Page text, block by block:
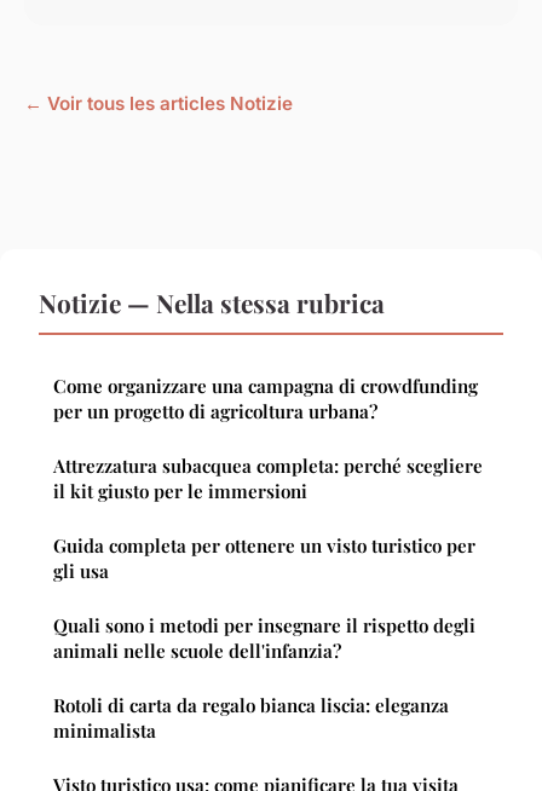
← Voir tous les articles Notizie
Notizie — Nella stessa rubrica
Come organizzare una campagna di crowdfunding
per un progetto di agricoltura urbana?
Attrezzatura subacquea completa: perché scegliere
il kit giusto per le immersioni
Guida completa per ottenere un visto turistico per
gli usa
Quali sono i metodi per insegnare il rispetto degli
animali nelle scuole dell'infanzia?
Rotoli di carta da regalo bianca liscia: eleganza
minimalista
Visto turistico usa: come pianificare la tua visita